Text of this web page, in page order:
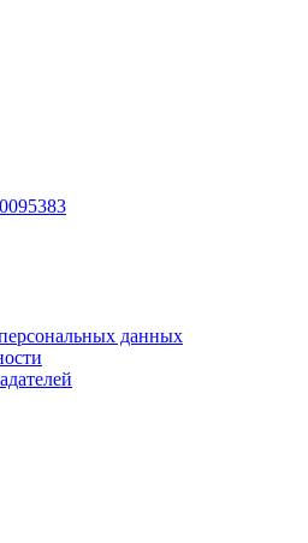
данных